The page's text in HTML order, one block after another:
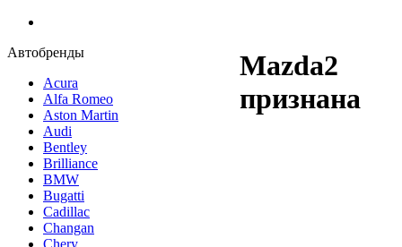
Автобренды
Acura
Alfa Romeo
Aston Martin
Audi
Bentley
Brilliance
BMW
Bugatti
Cadillac
Changan
Chery
Mazda2
признана